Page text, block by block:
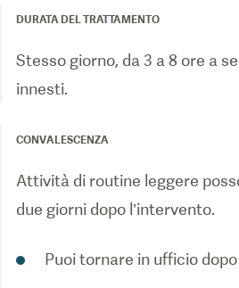
DURATA DEL TRATTAMENTO
Stesso giorno, da 3 a 8 ore a
innesti.
CONVALESCENZA
Attività di routine leggere
due giorni dopo l’intervento.
Puoi tornare in ufficio